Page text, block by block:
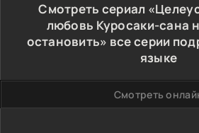
Смотреть сериал
любовь Куросаки-сана
остановить» все серии
языке
Смотреть